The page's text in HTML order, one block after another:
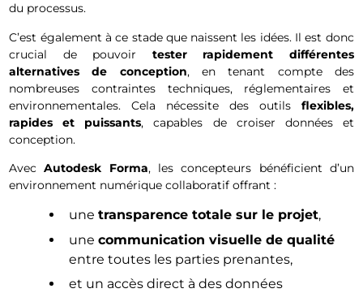
du processus.
C’est également à ce stade que naissent les idées. Il est donc
crucial de pouvoir tester rapidement différentes
alternatives de conception, en tenant compte des
nombreuses contraintes techniques, réglementaires et
environnementales. Cela nécessite des outils flexibles,
rapides et puissants, capables de croiser données et
conception.
AvecAutodesk Forma, les concepteurs bénéficient d’un
environnement numérique collaboratif offrant :
une transparence totale sur le projet,
une communication visuelle de qualité
entre toutes les parties prenantes,
et un accès direct à des données